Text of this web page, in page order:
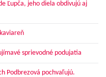
Ľupča, jeho diela obdivujú aj
sprievodné podujatia
Podbrezová pochvaľujú.